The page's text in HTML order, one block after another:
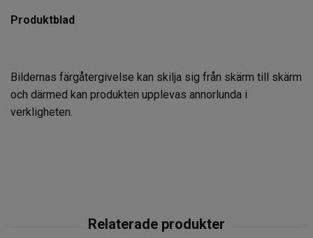
Produktblad
Bildernas färgåtergivelse kan skilja sig från skärm till skärm
och därmed kan produkten upplevas annorlunda i
verkligheten.